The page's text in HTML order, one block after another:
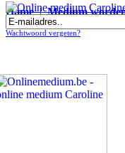
Home|Medium
Online medium Caroline -
Wachtwoord vergeten?